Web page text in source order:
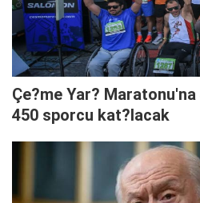
Çe?me Yar?
450 sporcu kat?lacak